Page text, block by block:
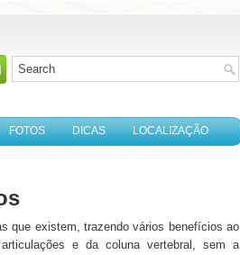
FOTOS DICAS LOCALIZAÇÃO
que existem, trazendo vários benefícios ao
e da coluna vertebral, sem a